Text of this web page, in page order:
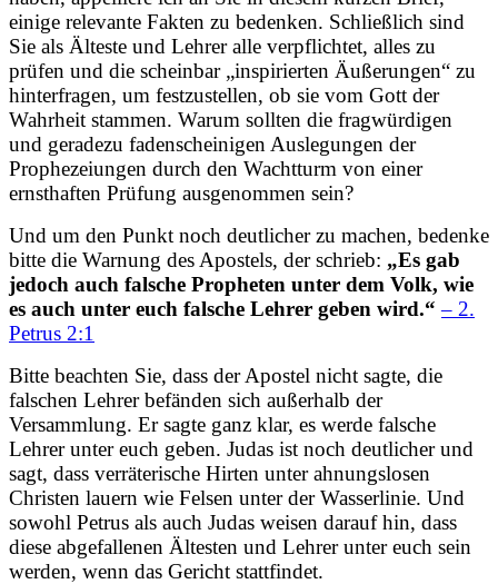
einige relevante Fakten zu bedenken. Schließlich sind
Sie als Älteste und Lehrer alle verpflichtet, alles zu
prüfen und die scheinbar „inspirierten Äußerungen“ zu
hinterfragen, um festzustellen, ob sie vom Gott der
Wahrheit stammen. Warum sollten die fragwürdigen
und geradezu fadenscheinigen Auslegungen der
Prophezeiungen durch den Wachtturm von einer
ernsthaften Prüfung ausgenommen sein?
Und um den Punkt noch deutlicher zu machen, bedenke
bitte die Warnung des Apostels, der schrieb: „Es gab
jedoch auch falsche Propheten unter dem Volk, wie
es auch unter euch falsche Lehrer geben wird.“– 2.
Petrus 2:1
Bitte beachten Sie, dass der Apostel nicht sagte, die
falschen Lehrer befänden sich außerhalb der
Versammlung. Er sagte ganz klar, es werde falsche
Lehrer unter euch geben. Judas ist noch deutlicher und
sagt, dass verräterische Hirten unter ahnungslosen
Christen lauern wie Felsen unter der Wasserlinie. Und
sowohl Petrus als auch Judas weisen darauf hin, dass
diese abgefallenen Ältesten und Lehrer unter euch sein
werden, wenn das Gericht stattfindet.